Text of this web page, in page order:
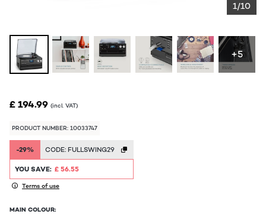
1/10
+5
£ 194.99 (incl. VAT)
PRODUCT NUMBER: 10033747
-29% CODE: FULLSWING29
YOU SAVE: £ 56.55
Terms of use
MAIN COLOUR: